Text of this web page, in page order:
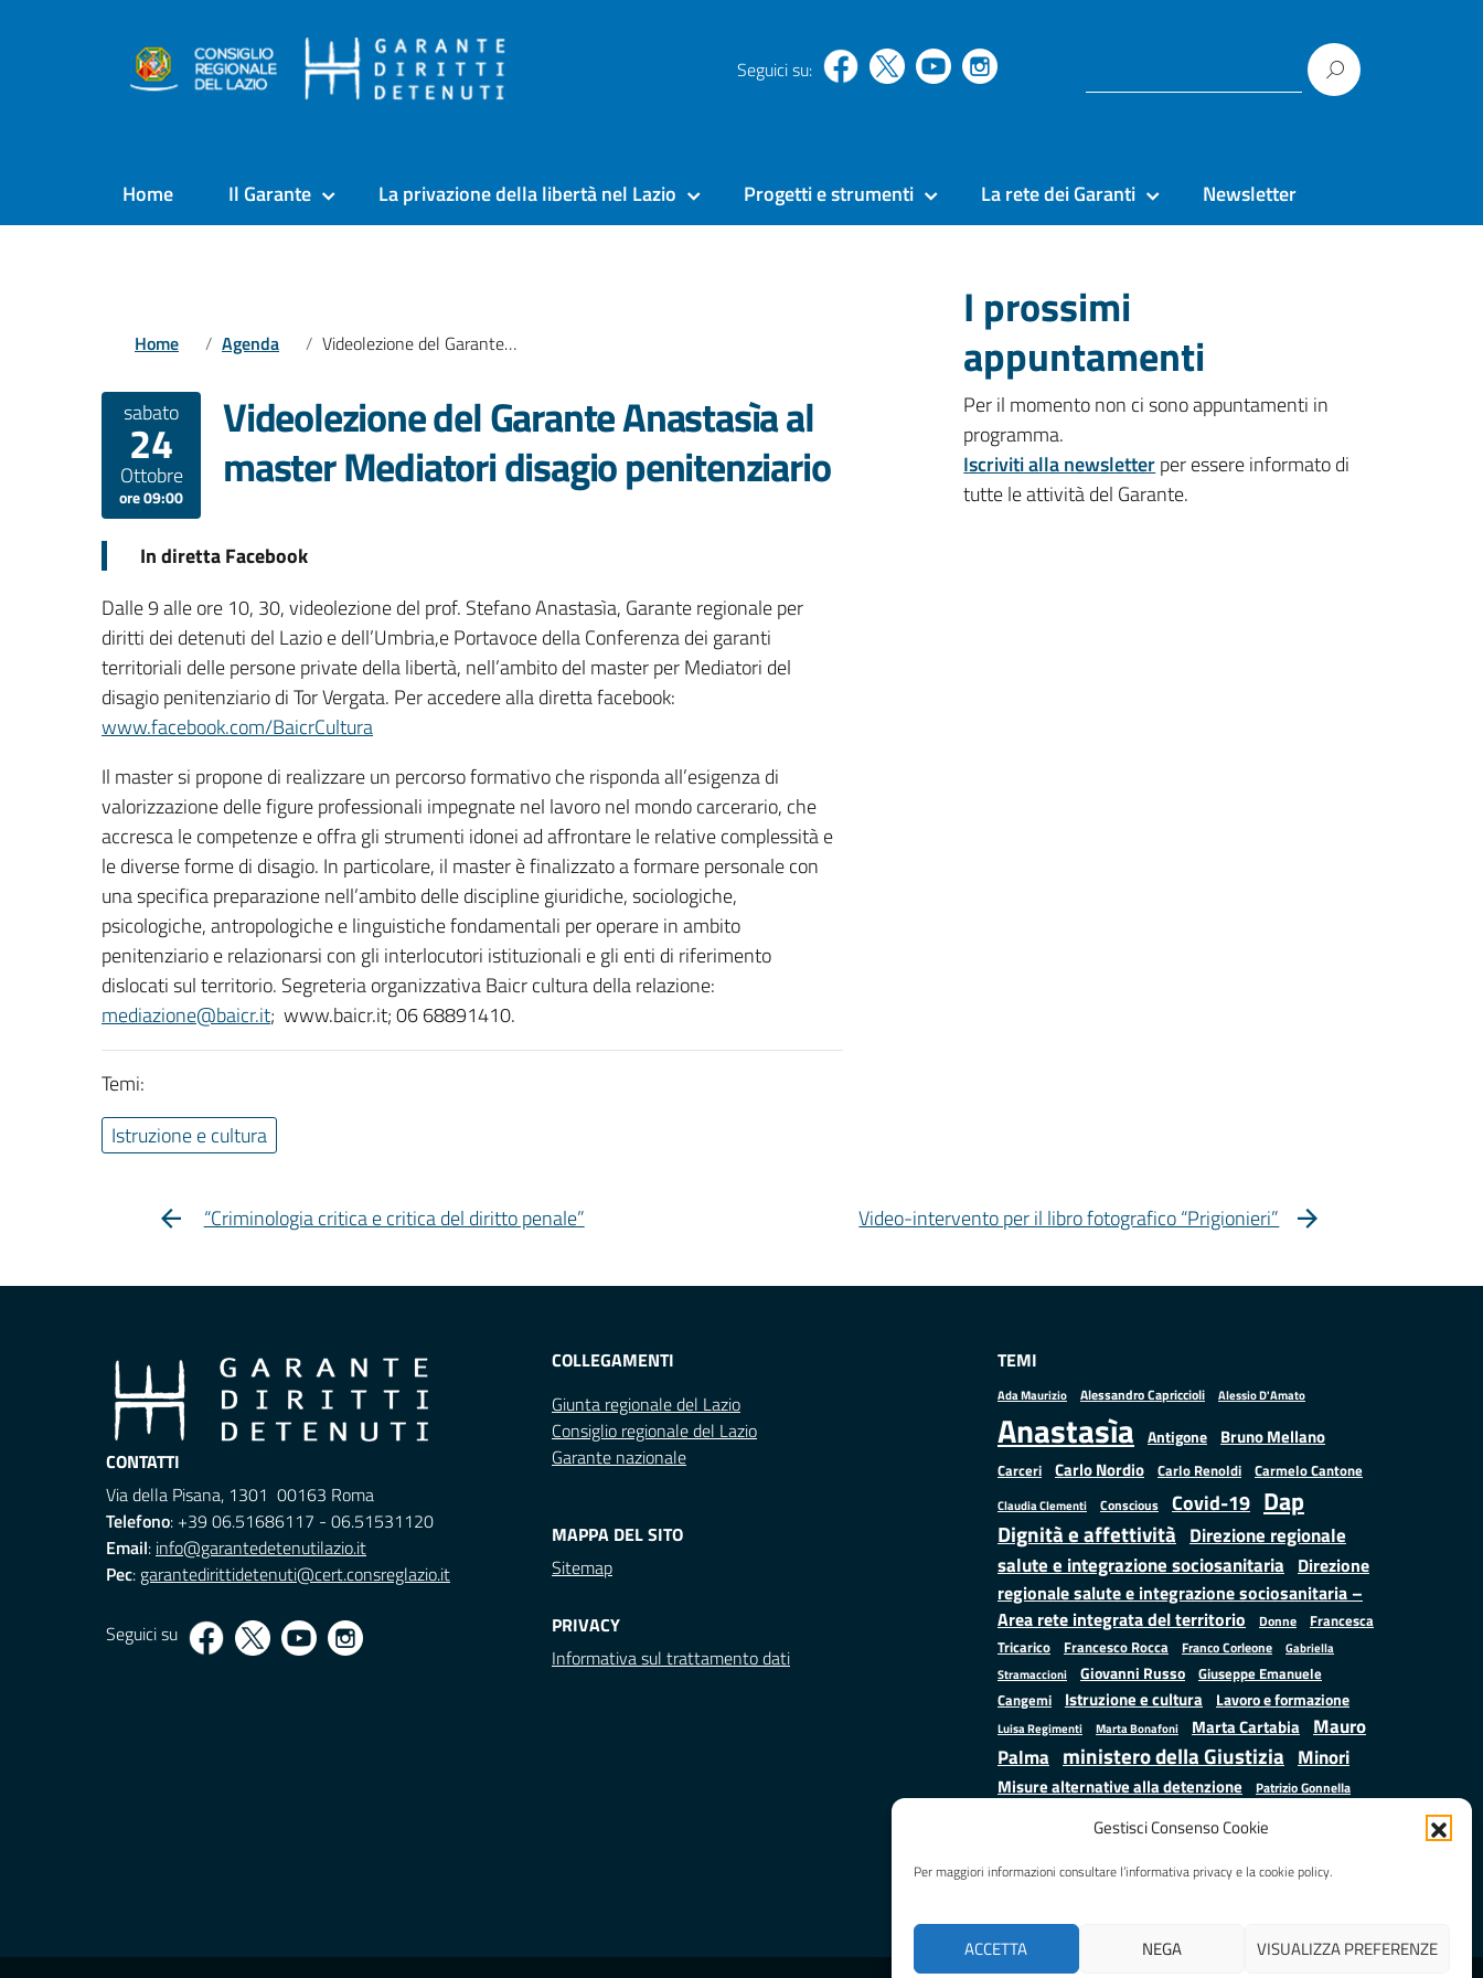
Gestisci Consenso Cookie
Per maggiori informazioni consultare l’informativa privacy e la cookie policy.
ACCETTA NEGA VISUALIZZA PREFERENZE
Seguici su:
Home Il Garante La privazione della libertà nel Lazio Progetti e strumenti La rete dei Garanti Newsletter
Home Agenda Videolezione del Garante Anastasìa al master Mediatori disagio penitenziario
sabato
24
Ottobre
ore 09:00
Videolezione del Garante Anastasìa al
master Mediatori disagio penitenziario
In diretta Facebook
Dalle 9 alle ore 10, 30, videolezione del prof. Stefano Anastasìa, Garante regionale per
diritti dei detenuti del Lazio e dell’Umbria,e Portavoce della Conferenza dei garanti
territoriali delle persone private della libertà, nell’ambito del master per Mediatori del
disagio penitenziario di Tor Vergata. Per accedere alla diretta facebook:
www.facebook.com/BaicrCultura
Il master si propone di realizzare un percorso formativo che risponda all’esigenza di
valorizzazione delle figure professionali impegnate nel lavoro nel mondo carcerario, che
accresca le competenze e offra gli strumenti idonei ad affrontare le relative complessità e
le diverse forme di disagio. In particolare, il master è finalizzato a formare personale con
una specifica preparazione nell’ambito delle discipline giuridiche, sociologiche,
psicologiche, antropologiche e linguistiche fondamentali per operare in ambito
penitenziario e relazionarsi con gli interlocutori istituzionali e gli enti di riferimento
dislocati sul territorio. Segreteria organizzativa Baicr cultura della relazione:
mediazione@baicr.it; www.baicr.it; 06 68891410.
Temi:
Istruzione e cultura
I prossimi
appuntamenti
Per il momento non ci sono appuntamenti in
programma.
Iscriviti alla newsletterper essere informato di
tutte le attività del Garante.
“Criminologia critica e critica del diritto penale” Video-intervento per il libro fotografico “Prigionieri”
CONTATTI
Via della Pisana, 1301 00163 Roma
Telefono: +39 06.51686117 - 06.51531120
Email: info@garantedetenutilazio.it
Pec: garantedirittidetenuti@cert.consreglazio.it
Seguici su
COLLEGAMENTI
Giunta regionale del Lazio
Consiglio regionale del Lazio
Garante nazionale
MAPPA DEL SITO
Sitemap
PRIVACY
Informativa sul trattamento dati
TEMI
Ada Maurizio Alessandro Capriccioli Alessio D'Amato
Anastasìa Antigone Bruno Mellano
Carceri Carlo Nordio Carlo Renoldi Carmelo Cantone
Claudia Clementi Conscious Covid-19 Dap
Dignità e affettività Direzione regionale
salute e integrazione sociosanitaria Direzione
regionale salute e integrazione sociosanitaria –
Area rete integrata del territorio
Donne
Francesca
Tricarico
Francesco Rocca Franco Corleone
Gabriella
Stramaccioni
Giovanni Russo Giuseppe Emanuele
Cangemi
Istruzione e cultura Lavoro e formazione
Luisa Regimenti Marta Bonafoni Marta Cartabia Mauro
Palma ministero della Giustizia Minori
Misure alternative alla detenzione Patrizio Gonnella
Samuele Ciambriello
Mattarella Situazione in numeri
Stefano